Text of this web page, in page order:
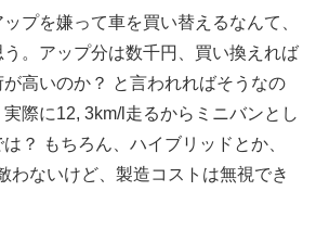
プを嫌って車を買い替えるなんて、
。アップ分は数千円、買い換えれば
高いのか？ と言われればそうなの
際に12, 3km/l走るからミニバンとし
？ もちろん、ハイブリッドとか、
わないけど、製造コストは無視でき